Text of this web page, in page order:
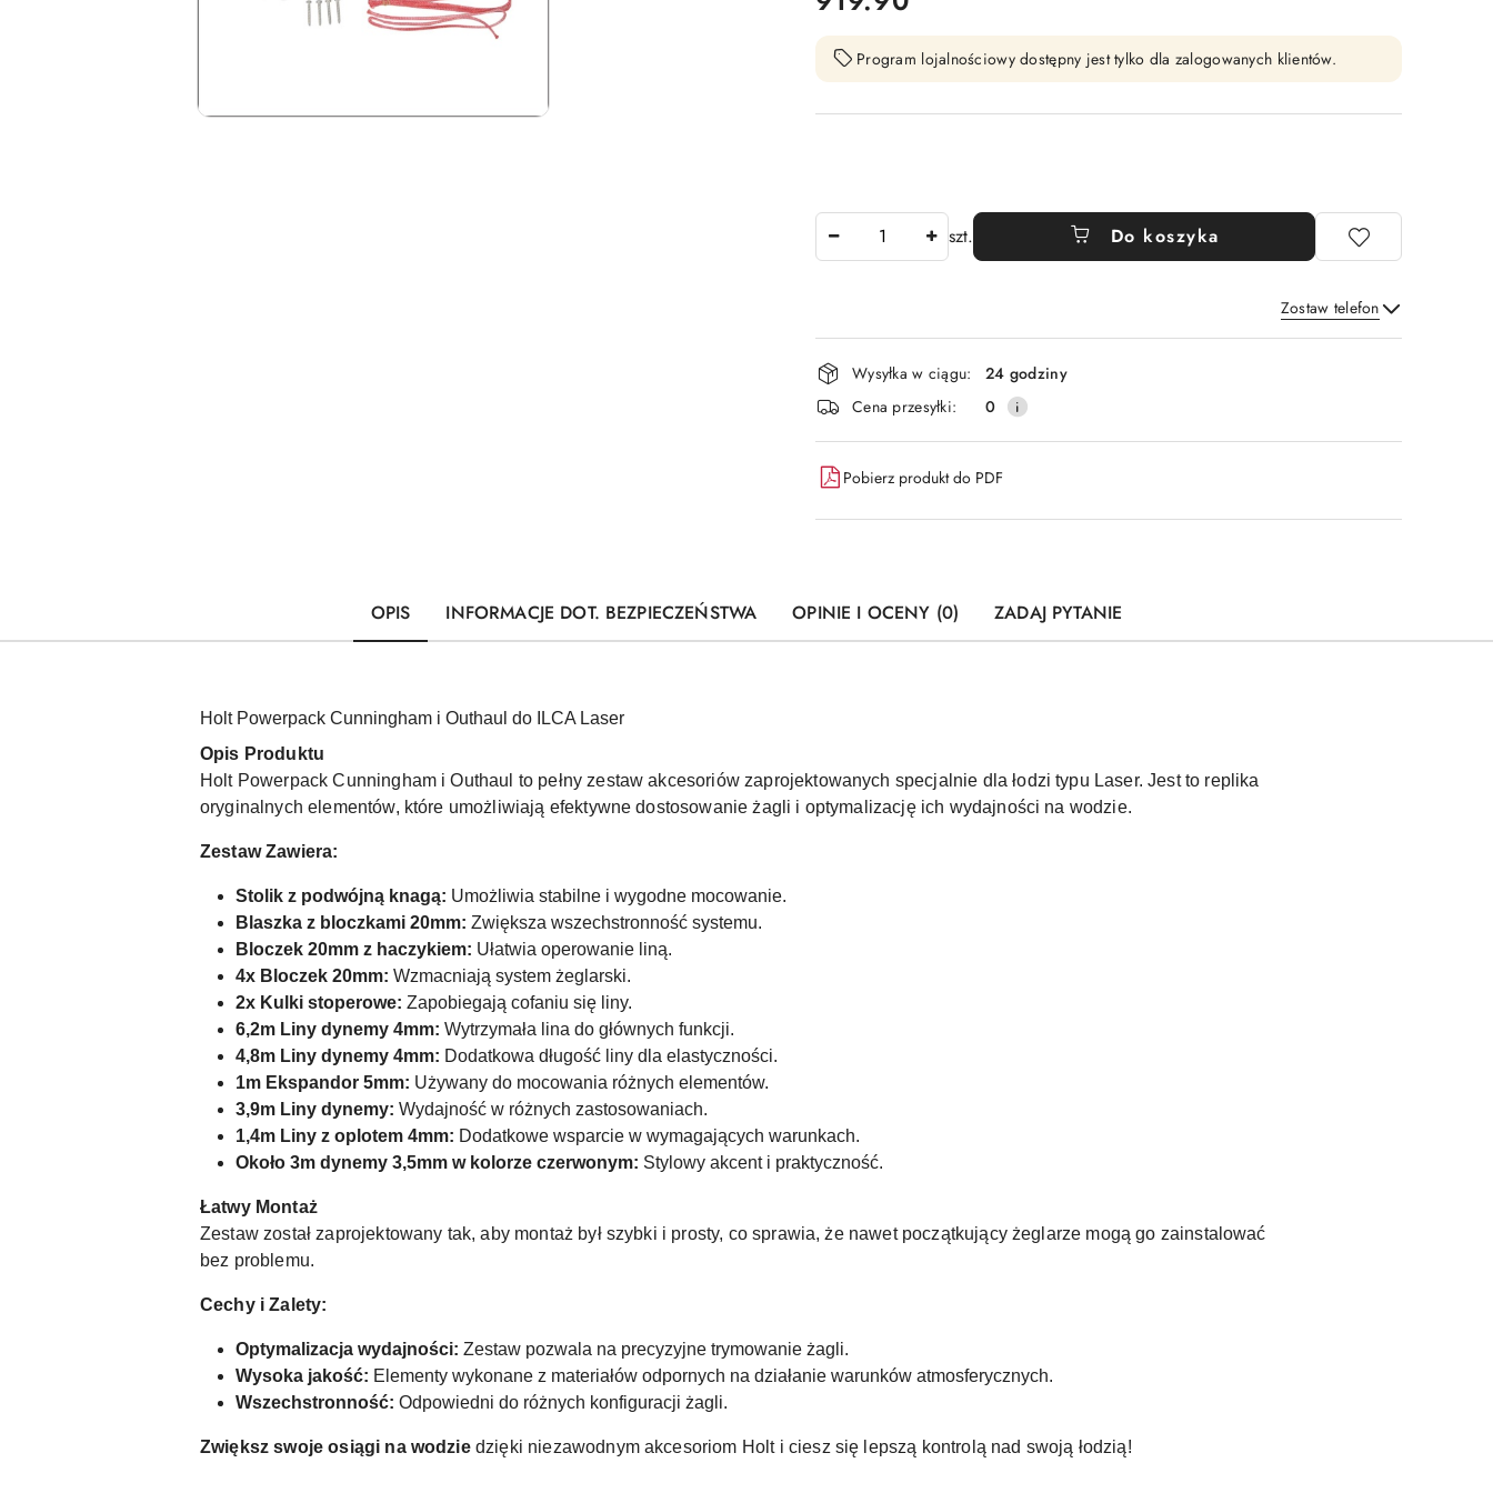
Program lojalnościowy dostępny jest tylko dla zalogowanych klientów.
szt. Do koszyka
Zostaw telefon
Wyślij
Dostępność
i
dostawa
Wysyłka w ciągu:
24 godziny
Cena przesyłki:
0
Pobierz produkt do PDF
OPIS INFORMACJE DOT. BEZPIECZEŃSTWA OPINIE I OCENY (0) ZADAJ PYTANIE
Holt Powerpack Cunningham i Outhaul do ILCA Laser
Opis Produktu
Holt Powerpack Cunningham i Outhaul to pełny zestaw akcesoriów zaprojektowanych specjalnie dla łodzi typu Laser. Jest to replika
oryginalnych elementów, które umożliwiają efektywne dostosowanie żagli i optymalizację ich wydajności na wodzie.
Zestaw Zawiera:
Stolik z podwójną knagą: Umożliwia stabilne i wygodne mocowanie.
Blaszka z bloczkami 20mm: Zwiększa wszechstronność systemu.
Bloczek 20mm z haczykiem: Ułatwia operowanie liną.
4x Bloczek 20mm: Wzmacniają system żeglarski.
2x Kulki stoperowe: Zapobiegają cofaniu się liny.
6,2m Liny dynemy 4mm: Wytrzymała lina do głównych funkcji.
4,8m Liny dynemy 4mm: Dodatkowa długość liny dla elastyczności.
1m Ekspandor 5mm: Używany do mocowania różnych elementów.
3,9m Liny dynemy: Wydajność w różnych zastosowaniach.
1,4m Liny z oplotem 4mm: Dodatkowe wsparcie w wymagających warunkach.
Około 3m dynemy 3,5mm w kolorze czerwonym: Stylowy akcent i praktyczność.
Łatwy Montaż
Zestaw został zaprojektowany tak, aby montaż był szybki i prosty, co sprawia, że nawet początkujący żeglarze mogą go zainstalować
bez problemu.
Cechy i Zalety:
Optymalizacja wydajności: Zestaw pozwala na precyzyjne trymowanie żagli.
Wysoka jakość: Elementy wykonane z materiałów odpornych na działanie warunków atmosferycznych.
Wszechstronność: Odpowiedni do różnych konfiguracji żagli.
Zwiększ swoje osiągi na wodziedzięki niezawodnym akcesoriom Holt i ciesz się lepszą kontrolą nad swoją łodzią!